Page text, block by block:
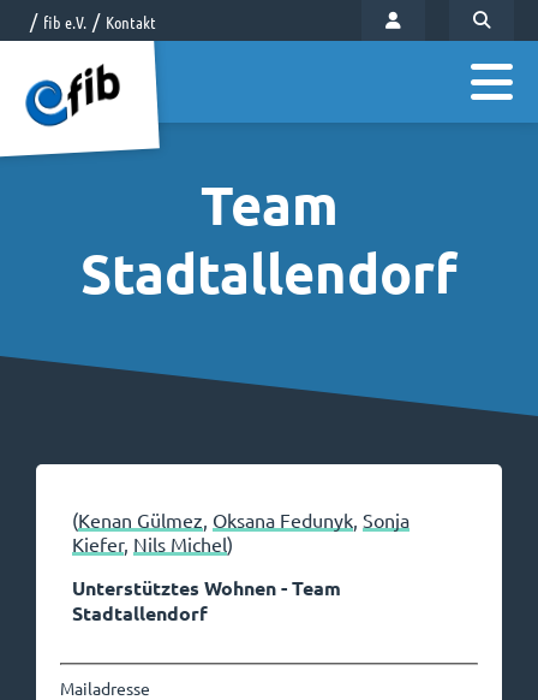
fib e.V. Kontakt
Team
Stadtallendorf
(Kenan Gülmez, Oksana Fedunyk, Sonja
Kiefer, Nils Michel)
Unterstütztes Wohnen - Team
Stadtallendorf
Mailadresse